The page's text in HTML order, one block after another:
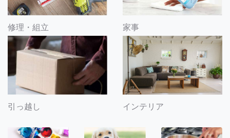
修理・組立 家事
引っ越し インテリア